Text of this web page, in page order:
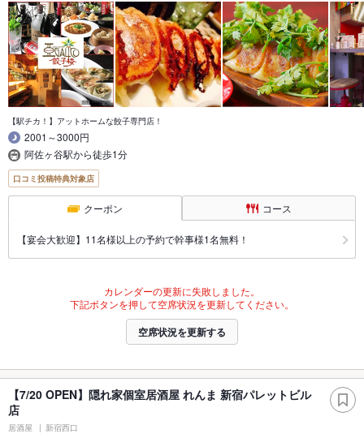
【駅チカ！】アットホームな餃子専門店！
2001～3000円
阿佐ヶ谷駅から徒歩1分
口コミ投稿特典対象店
クーポン コース
【宴会大歓迎】11名様以上の予約で幹事様1名無料！
カレンダーの更新に失敗しました。
下記ボタンを押して空席状況を更新してください。
空席状況を更新する
【7/20 OPEN】隠れ家個室居酒屋 れんま 新宿パレットビル
店
居酒屋 新宿西口